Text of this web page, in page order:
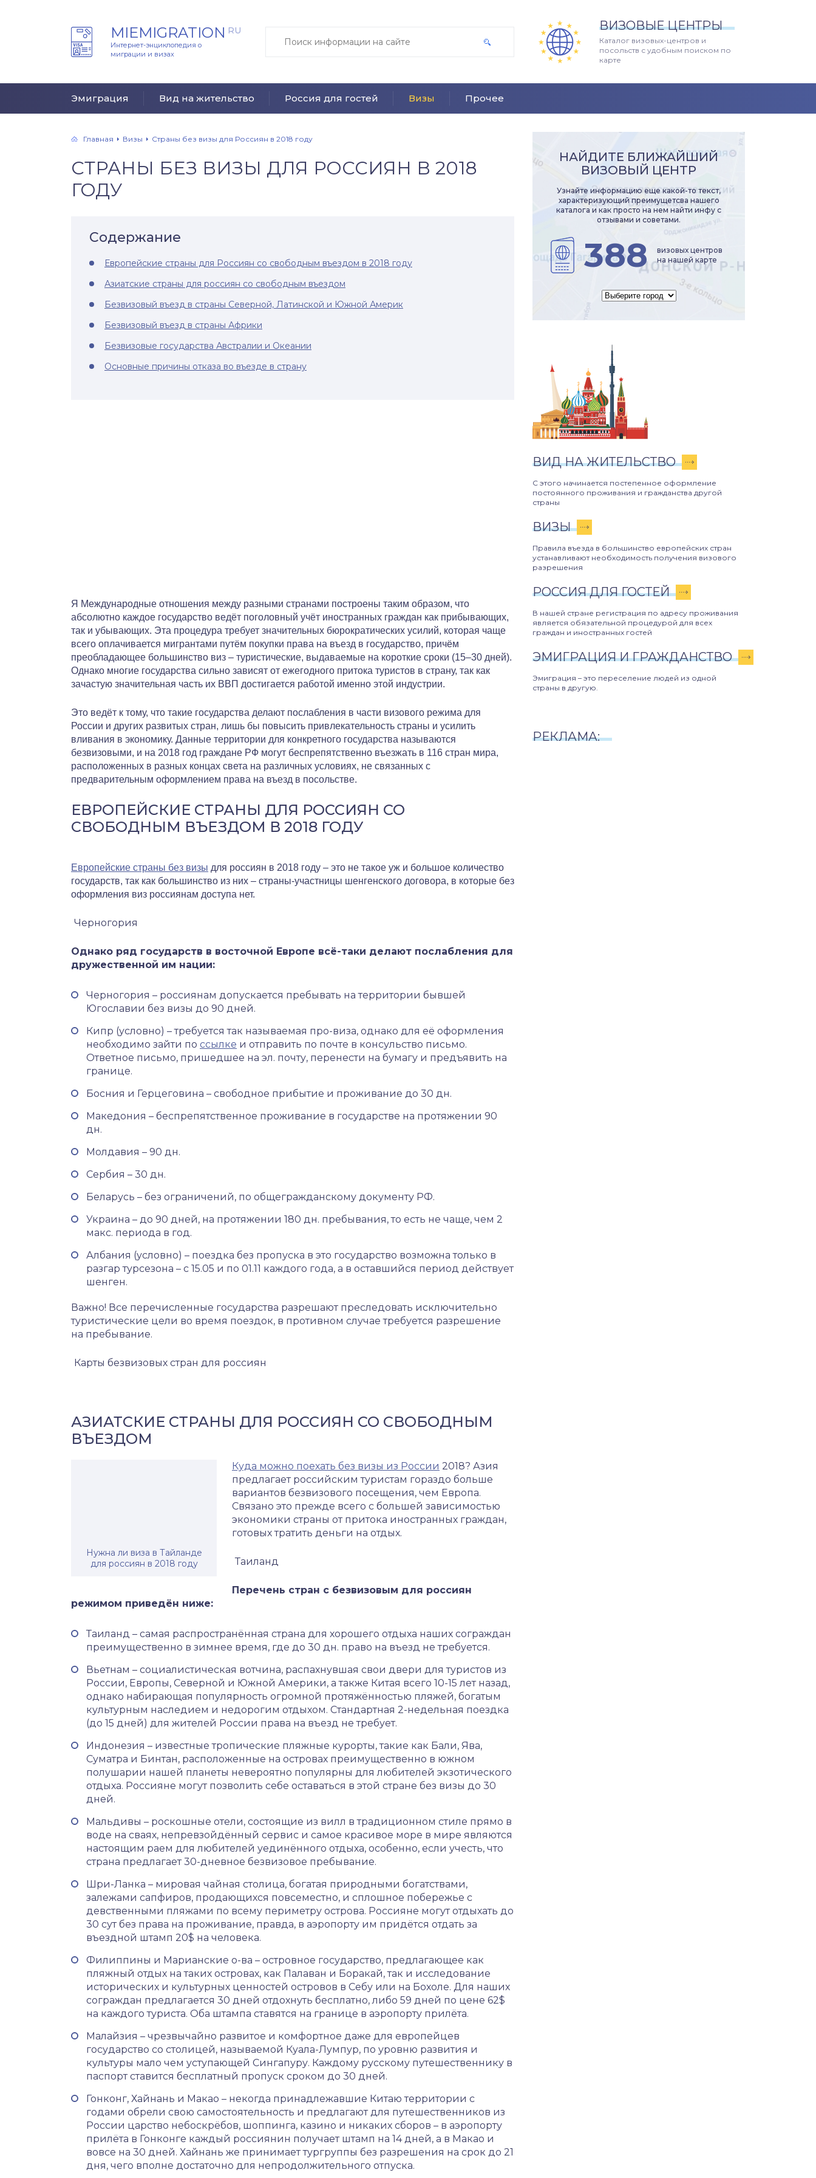
MIEMIGRATION RU
Интернет-энциклопедия о
миграции и визах
ВИЗОВЫЕ ЦЕНТРЫ
Каталог визовых-центров и
посольств с удобным поиском по
карте
Эмиграция Вид на жительство Россия для гостей Визы Прочее
Главная Визы Страны без визы для Россиян в 2018 году
СТРАНЫ БЕЗ ВИЗЫ ДЛЯ РОССИЯН В 2018
ГОДУ
Содержание
Европейские страны для Россиян со свободным въездом в 2018 году
Азиатские страны для россиян со свободным въездом
Безвизовый въезд в страны Северной, Латинской и Южной Америк
Безвизовый въезд в страны Африки
Безвизовые государства Австралии и Океании
Основные причины отказа во въезде в страну
Я Международные отношения между разными странами построены таким образом, что
абсолютно каждое государство ведёт поголовный учёт иностранных граждан как прибывающих,
так и убывающих. Эта процедура требует значительных бюрократических усилий, которая чаще
всего оплачивается мигрантами путём покупки права на въезд в государство, причём
преобладающее большинство виз – туристические, выдаваемые на короткие сроки (15–30 дней).
Однако многие государства сильно зависят от ежегодного притока туристов в страну, так как
зачастую значительная часть их ВВП достигается работой именно этой индустрии.
Это ведёт к тому, что такие государства делают послабления в части визового режима для
России и других развитых стран, лишь бы повысить привлекательность страны и усилить
вливания в экономику. Данные территории для конкретного государства называются
безвизовыми, и на 2018 год граждане РФ могут беспрепятственно въезжать в 116 стран мира,
расположенных в разных концах света на различных условиях, не связанных с
предварительным оформлением права на въезд в посольстве.
ЕВРОПЕЙСКИЕ СТРАНЫ ДЛЯ РОССИЯН СО
СВОБОДНЫМ ВЪЕЗДОМ В 2018 ГОДУ
Европейские страны без визы для россиян в 2018 году – это не такое уж и большое количество
государств, так как большинство из них – страны-участницы шенгенского договора, в которые без
оформления виз россиянам доступа нет.
Черногория
Однако ряд государств в восточной Европе всё-таки делают послабления для
дружественной им нации:
Черногория – россиянам допускается пребывать на территории бывшей
Югославии без визы до 90 дней.
Кипр (условно) – требуется так называемая про-виза, однако для её оформления
необходимо зайти по ссылке и отправить по почте в консульство письмо.
Ответное письмо, пришедшее на эл. почту, перенести на бумагу и предъявить на
границе.
Босния и Герцеговина – свободное прибытие и проживание до 30 дн.
Македония – беспрепятственное проживание в государстве на протяжении 90
дн.
Молдавия – 90 дн.
Сербия – 30 дн.
Беларусь – без ограничений, по общегражданскому документу РФ.
Украина – до 90 дней, на протяжении 180 дн. пребывания, то есть не чаще, чем 2
макс. периода в год.
Албания (условно) – поездка без пропуска в это государство возможна только в
разгар турсезона – с 15.05 и по 01.11 каждого года, а в оставшийся период действует
шенген.
Важно! Все перечисленные государства разрешают преследовать исключительно
туристические цели во время поездок, в противном случае требуется разрешение
на пребывание.
Карты безвизовых стран для россиян
АЗИАТСКИЕ СТРАНЫ ДЛЯ РОССИЯН СО СВОБОДНЫМ
ВЪЕЗДОМ
Нужна ли виза в Тайланде
для россиян в 2018 году
Куда можно поехать без визы из России 2018? Азия
предлагает российским туристам гораздо больше
вариантов безвизового посещения, чем Европа.
Связано это прежде всего с большей зависимостью
экономики страны от притока иностранных граждан,
готовых тратить деньги на отдых.
Таиланд
Перечень стран с безвизовым для россиян
режимом приведён ниже:
Таиланд – самая распространённая страна для хорошего отдыха наших сограждан
преимущественно в зимнее время, где до 30 дн. право на въезд не требуется.
Вьетнам – социалистическая вотчина, распахнувшая свои двери для туристов из
России, Европы, Северной и Южной Америки, а также Китая всего 10-15 лет назад,
однако набирающая популярность огромной протяжённостью пляжей, богатым
культурным наследием и недорогим отдыхом. Стандартная 2-недельная поездка
(до 15 дней) для жителей России права на въезд не требует.
Индонезия – известные тропические пляжные курорты, такие как Бали, Ява,
Суматра и Бинтан, расположенные на островах преимущественно в южном
полушарии нашей планеты невероятно популярны для любителей экзотического
отдыха. Россияне могут позволить себе оставаться в этой стране без визы до 30
дней.
Мальдивы – роскошные отели, состоящие из вилл в традиционном стиле прямо в
воде на сваях, непревзойдённый сервис и самое красивое море в мире являются
настоящим раем для любителей уединённого отдыха, особенно, если учесть, что
страна предлагает 30-дневное безвизовое пребывание.
Шри-Ланка – мировая чайная столица, богатая природными богатствами,
залежами сапфиров, продающихся повсеместно, и сплошное побережье с
девственными пляжами по всему периметру острова. Россияне могут отдыхать до
30 сут без права на проживание, правда, в аэропорту им придётся отдать за
въездной штамп 20$ на человека.
Филиппины и Марианские о-ва – островное государство, предлагающее как
пляжный отдых на таких островах, как Палаван и Боракай, так и исследование
исторических и культурных ценностей островов в Себу или на Бохоле. Для наших
сограждан предлагается 30 дней отдохнуть бесплатно, либо 59 дней по цене 62$
на каждого туриста. Оба штампа ставятся на границе в аэропорту прилёта.
Малайзия – чрезвычайно развитое и комфортное даже для европейцев
государство со столицей, называемой Куала-Лумпур, по уровню развития и
культуры мало чем уступающей Сингапуру. Каждому русскому путешественнику в
паспорт ставится бесплатный пропуск сроком до 30 дней.
Гонконг, Хайнань и Макао – некогда принадлежавшие Китаю территории с
годами обрели свою самостоятельность и предлагают для путешественников из
России царство небоскрёбов, шоппинга, казино и никаких сборов – в аэропорту
прилёта в Гонконге каждый россиянин получает штамп на 14 дней, а в Макао и
вовсе на 30 дней. Хайнань же принимает тургруппы без разрешения на срок до 21
дня, чего вполне достаточно для непродолжительного отпуска.
НАЙДИТЕ БЛИЖАЙШИЙ
ВИЗОВЫЙ ЦЕНТР
Узнайте информацию еще какой-то текст,
характеризующий преимущетсва нашего
каталога и как просто на нем найти инфу с
отзывами и советами.
388
визовых центров
на нашей карте
ВИД НА ЖИТЕЛЬСТВО
С этого начинается постепенное оформление
постоянного проживания и гражданства другой
страны
ВИЗЫ
Правила въезда в большинство европейских стран
устанавливают необходимость получения визового
разрешения
РОССИЯ ДЛЯ ГОСТЕЙ
В нашей стране регистрация по адресу проживания
является обязательной процедурой для всех
граждан и иностранных гостей
ЭМИГРАЦИЯ И ГРАЖДАНСТВО
Эмиграция – это переселение людей из одной
страны в другую.
РЕКЛАМА: